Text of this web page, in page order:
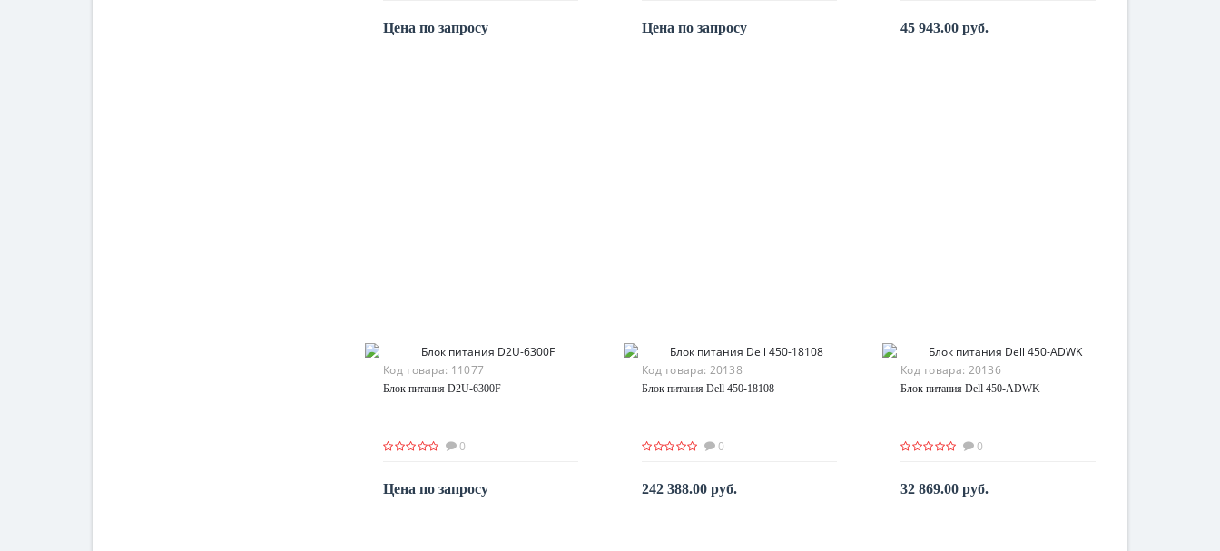
Цена по запросу Цена по запросу 45 943.00 руб.
Код товара: 11077
Блок питания D2U-6300F
0
Цена по запросу
Код товара: 20138
Блок питания Dell 450-18108
0
242 388.00 руб.
Код товара: 20136
Блок питания Dell 450-ADWK
0
32 869.00 руб.